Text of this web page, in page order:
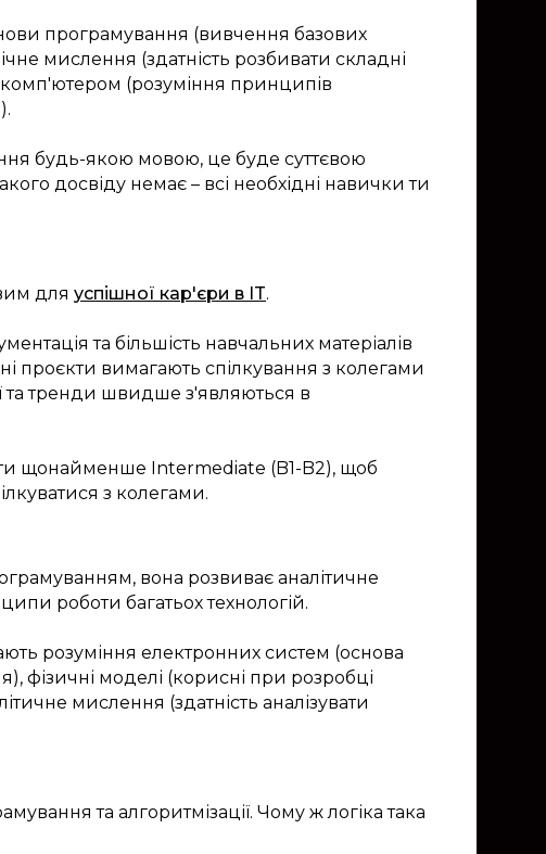
програмування (вивчення базових
мислення (здатність розбивати складні
(розуміння принципів
будь-якою мовою, це буде суттєвою
досвіду немає – всі необхідні навички ти
для успішної кар'єри в IT.
та більшість навчальних матеріалів
проєкти вимагають спілкування з колегами
та тренди швидше з'являються в
щонайменше Intermediate (B1-B2), щоб
з колегами.
вона розвиває аналітичне
роботи багатьох технологій.
розуміння електронних систем (основа
фізичні моделі (корисні при розробці
мислення (здатність аналізувати
та алгоритмізації. Чому ж логіка така